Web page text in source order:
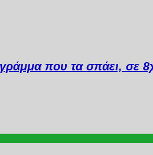
που τα σπάει, σε